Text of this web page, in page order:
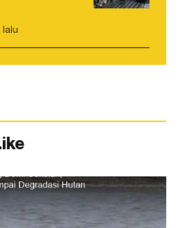
lalu